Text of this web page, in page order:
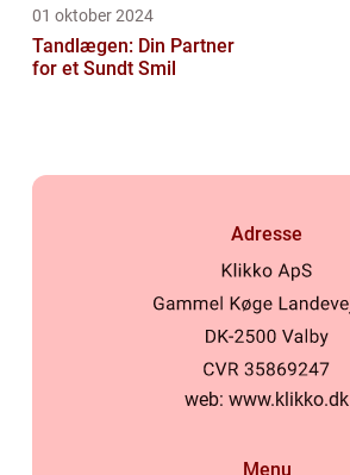
01 oktober 2024
Tandlægen: Din Partner
for et Sundt Smil
Adresse
web: www.klikko.dk
Menu